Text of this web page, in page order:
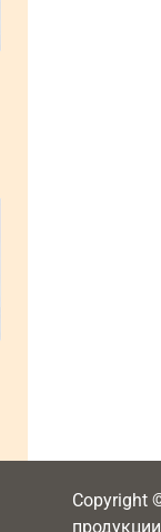
Copyright